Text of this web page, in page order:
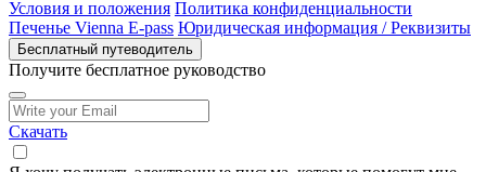
Условия и положения Политика конфиденциальности
Печенье Vienna E-pass Юридическая информация / Реквизиты
Бесплатный путеводитель
Получите бесплатное руководство
Скачать